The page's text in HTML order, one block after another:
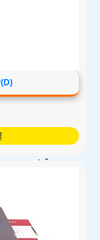
hỗ trợ
7616NXI-
16 cổng PoE
ghi, Cổng
và phát